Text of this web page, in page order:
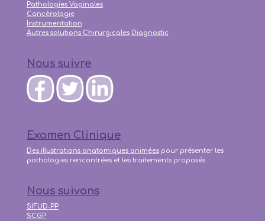
Pathologies Vaginales
Cancérologie
Instrumentation
Autres solutions Chirurgicales Diagnostic
Nous suivre
Examen Clinique
Des illustrations anatomiques animéespour présenter les
pathologies rencontrées et les traitements proposés
Nous suivons
SIFUD-PP
SCGP